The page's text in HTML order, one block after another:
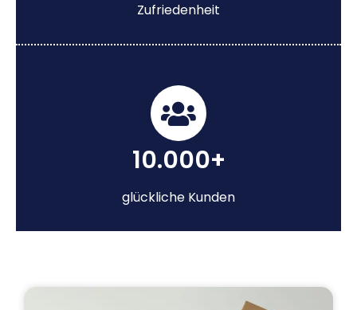
Zufriedenheit
10.000+
glückliche Kunden